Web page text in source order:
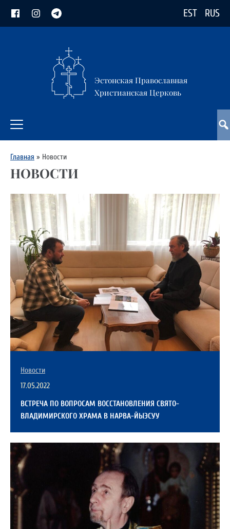
EST RUS
Эстонская Православная
Христианская Церковь
Главная » Новости
НОВОСТИ
Новости
17.05.2022
ВСТРЕЧА ПО ВОПРОСАМ ВОССТАНОВЛЕНИЯ СВЯТО-
ВЛАДИМИРСКОГО ХРАМА В НАРВА-ЙЫЭСУУ